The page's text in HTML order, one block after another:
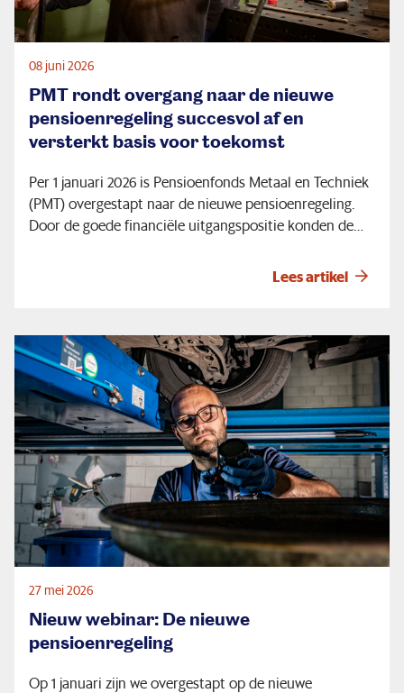
leiden tot een verlaging van de pensioenen. Ook
spreiden we de gevolgen van economische
een economie die vele jaren achter elkaar slecht gaat
de pensioenen verlaagd worden - net zoals nu - of dat
de reserve leeg kan raken. De kans op een verlaging
wordt met de nieuwe pensioenregeling kleiner.
08 juni 2026
PMT rondt overgang naar de nieuwe
pensioenregeling succesvol af en
versterkt basis voor toekomst
Per 1 januari 2026 is Pensioenfonds Metaal en Techniek
(PMT) overgestapt naar de nieuwe pensioenregeling.
Door de goede financiële uitgangspositie konden de
Lees artikel
27 mei 2026
Nieuw webinar: De nieuwe
pensioenregeling
Op 1 januari zijn we overgestapt op de nieuwe